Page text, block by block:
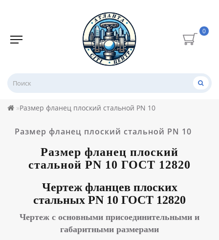
0
Размер фланец плоский стальной PN 10
Размер фланец плоский стальной PN 10
Размер фланец плоский
стальной PN 10 ГОСТ 12820
Чертеж фланцев плоских
стальных PN 10 ГОСТ 12820
Чертеж с основными присоединительными и
габаритными размерами